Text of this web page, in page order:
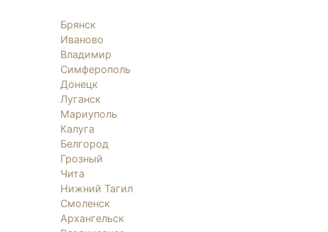
Брянск
Иваново
Владимир
Симферополь
Донецк
Луганск
Мариуполь
Калуга
Белгород
Грозный
Чита
Нижний Тагил
Смоленск
Архангельск